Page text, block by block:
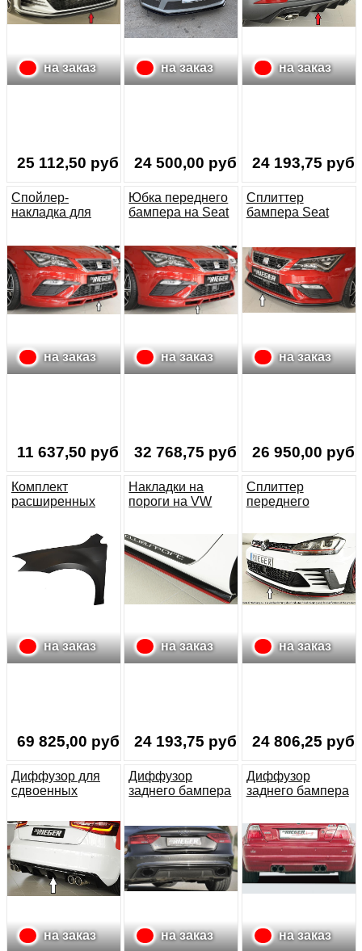
на заказ
25 112,50 руб.
на заказ
24 500,00 руб.
на заказ
24 193,75 руб.
Спойлер-
накладка для
Leon FR (5F)/
Seat Leon Cupra
(5F)
на заказ
11 637,50 руб.
Юбка переднего
бампера на Seat
(5F)
на заказ
32 768,75 руб.
Сплиттер
бампера Seat
рестайлинг
на заказ
26 950,00 руб.
Комплект
расширенных
на заказ
69 825,00 руб.
Накладки на
пороги на VW
на заказ
24 193,75 руб.
Сплиттер
переднего
Golf 7 GTI
Clubsport
на заказ
24 806,25 руб.
Диффузор для
сдвоенных
справа и слева
для Audi A3 8V
глянцевый
черный
на заказ
Диффузор
заднего бампера
спортбэк)
на заказ
Диффузор
заднего бампера
на заказ